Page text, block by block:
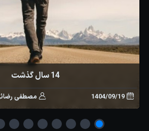
14 سال گذشت
1404/09/19 مصطفی